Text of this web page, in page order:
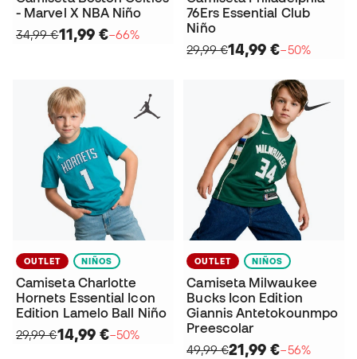
- Marvel X NBA Niño
34,99 €11,99 €−66%
76Ers Essential Club
Niño
29,99 €14,99 €−50%
OUTLET NIÑOS
Camiseta Charlotte
Hornets Essential Icon
Edition Lamelo Ball Niño
29,99 €14,99 €−50%
OUTLET NIÑOS
Camiseta Milwaukee
Bucks Icon Edition
Giannis Antetokounmpo
Preescolar
49,99 €21,99 €−56%